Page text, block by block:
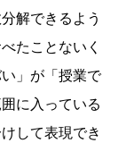
解できるよう
たことないく
」が「授業で
に入っている
して表現でき